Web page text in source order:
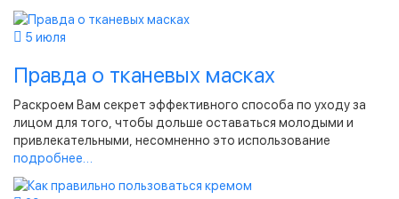
5 июля
Правда о тканевых масках
Раскроем Вам секрет эффективного способа по уходу за
лицом для того, чтобы дольше оставаться молодыми и
привлекательными, несомненно это использование
подробнее…